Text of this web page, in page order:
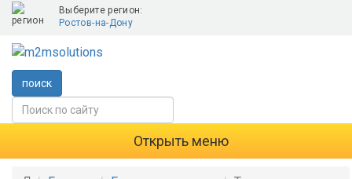
Выберите регион:
Ростов-на-Дону
поиск
Открыть меню